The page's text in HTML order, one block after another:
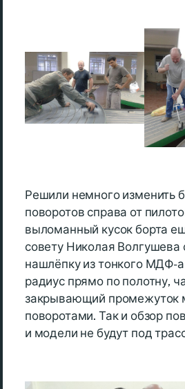
Решили немного изменить
поворотов справа от
выломанный кусок борта
совету Николая Волгушева
нашлёпку из тонкого МДФ-
радиус прямо по полотну,
закрывающий промежуток
поворотами. Так и обзор
и модели не будут под